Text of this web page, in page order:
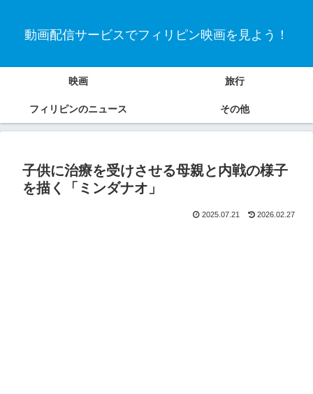
動画配信サービスでフィリピン映画を見よう！
映画 旅行
フィリピンのニュース その他
子供に治療を受けさせる母親と内戦の様子
を描く「ミンダナオ」
2025.07.21 2026.02.27